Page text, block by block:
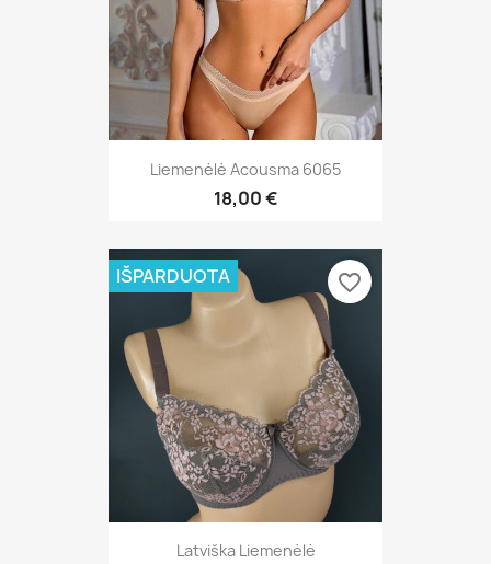
Liemenėlė Acousma 6065
18,00 €
Latviška Liemenėlė
IŠPARDUOTA favorite_border